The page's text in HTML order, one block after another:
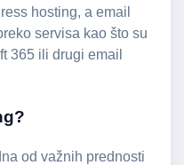
hosting, a email
servisa kao što su
365 ili drugi email
od važnih prednosti